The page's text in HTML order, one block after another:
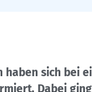
sich bei
Dabei